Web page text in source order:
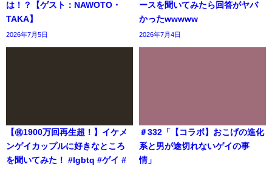
は！？【ゲスト：NAWOTO・
TAKA】
2026年7月5日
ースを聞いてみたら回答がヤバ
かったwwwww
2026年7月4日
【㊗️1900万回再生超！】イケメ
ンゲイカップルに好きなところ
を聞いてみた！ #lgbtq #ゲイ #
＃332「【コラボ】おこげの進化
系と男が途切れないゲイの事
情」